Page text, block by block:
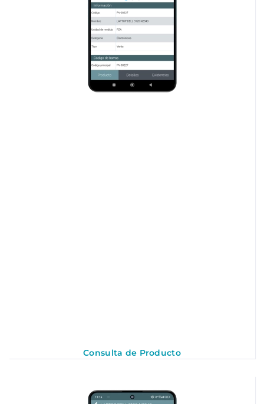
Consulta de Producto